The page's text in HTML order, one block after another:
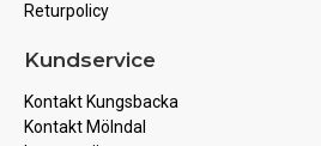
Returpolicy
Kundservice
Kontakt Kungsbacka
Kontakt Mölndal